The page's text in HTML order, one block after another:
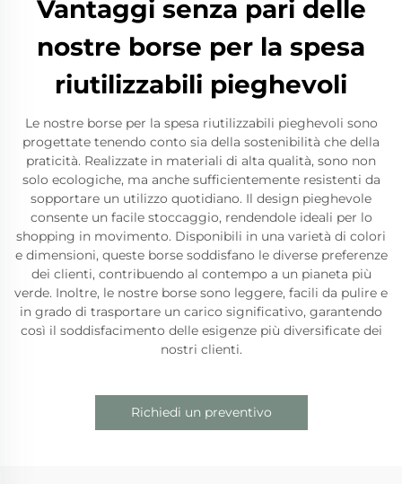
Vantaggi senza pari delle
nostre borse per la spesa
riutilizzabili pieghevoli
Le nostre borse per la spesa riutilizzabili pieghevoli sono
progettate tenendo conto sia della sostenibilità che della
praticità. Realizzate in materiali di alta qualità, sono non
solo ecologiche, ma anche sufficientemente resistenti da
sopportare un utilizzo quotidiano. Il design pieghevole
consente un facile stoccaggio, rendendole ideali per lo
shopping in movimento. Disponibili in una varietà di colori
e dimensioni, queste borse soddisfano le diverse preferenze
dei clienti, contribuendo al contempo a un pianeta più
verde. Inoltre, le nostre borse sono leggere, facili da pulire e
in grado di trasportare un carico significativo, garantendo
così il soddisfacimento delle esigenze più diversificate dei
nostri clienti.
Richiedi un preventivo